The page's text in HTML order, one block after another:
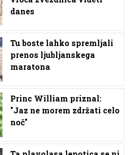
danes
Tu boste lahko spremljali
prenos ljubljanskega
maratona
Princ William priznal:
"Jaz ne morem zdržati celo
noč"